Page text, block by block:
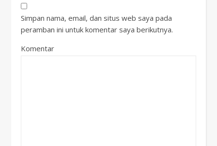
Simpan nama, email, dan situs web saya pada
peramban ini untuk komentar saya berikutnya.
Komentar